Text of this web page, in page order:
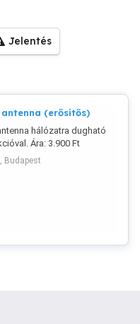
Jelentés
antenna (erősítős)
hálózatra dugható
Ára: 3.900 Ft
kérem telefonon
tel: 06203191986
NE KERESSENEK!!!!!!!!!!
Budapest